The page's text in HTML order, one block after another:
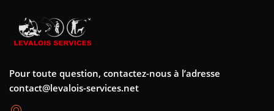
Pour toute question, contactez-nous à l’adresse
contact@levalois-services.net